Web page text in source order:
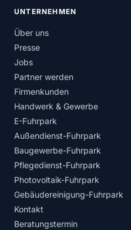
UNTERNEHMEN
Über uns
Presse
Jobs
Partner werden
Firmenkunden
Handwerk & Gewerbe
E-Fuhrpark
Außendienst-Fuhrpark
Baugewerbe-Fuhrpark
Pflegedienst-Fuhrpark
Photovoltaik-Fuhrpark
Gebäudereinigung-Fuhrpark
Kontakt
Beratungstermin